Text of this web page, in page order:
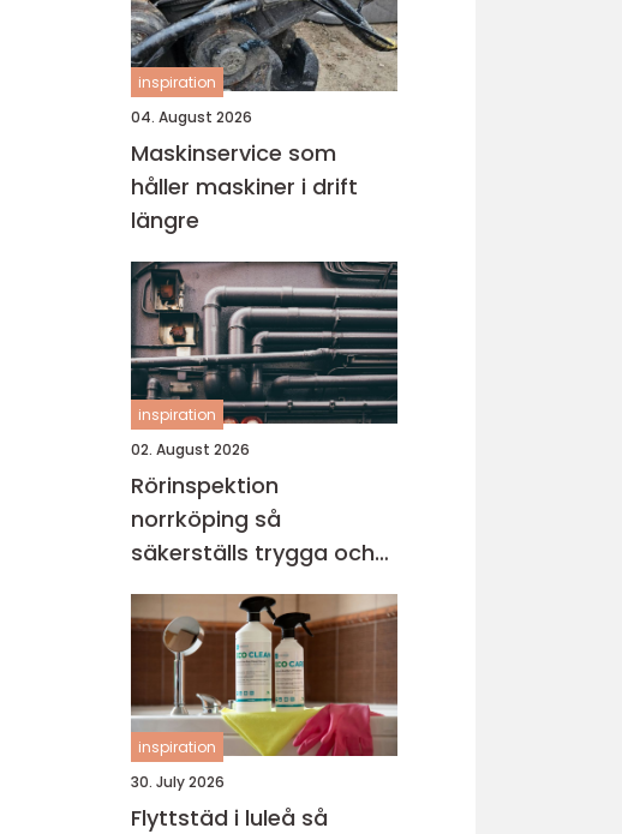
inspiration
04. August 2026
Maskinservice som
håller maskiner i drift
längre
inspiration
02. August 2026
Rörinspektion
norrköping så
säkerställs trygga och
hållbara avloppssystem
inspiration
30. July 2026
Flyttstäd i luleå så